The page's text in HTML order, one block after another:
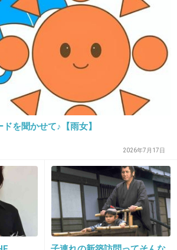
？
袖とかでも
+685
も不自然だからドラマでは半袖
難しいよね…
ドを聞かせて♪【雨女】
2026年7月17日